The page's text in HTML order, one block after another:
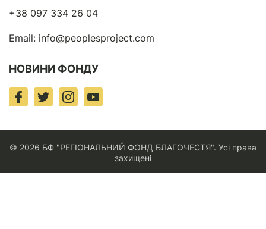
+38 097 334 26 04
Email: info@peoplesproject.com
НОВИНИ ФОНДУ
© 2026 БФ "РЕГІОНАЛЬНИЙ ФОНД БЛАГОЧЕСТЯ". Усі права
захищені